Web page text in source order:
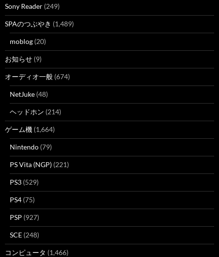
Sony Reader (249)
SPAのつぶやき (1,489)
moblog (20)
お知らせ (9)
オーディオ一般 (674)
NetJuke (48)
ヘッドホン (214)
ゲーム機 (1,664)
Nintendo (79)
PS Vita (NGP) (221)
PS3 (529)
PS4 (75)
PSP (927)
SCE (248)
コンピュータ (1,466)